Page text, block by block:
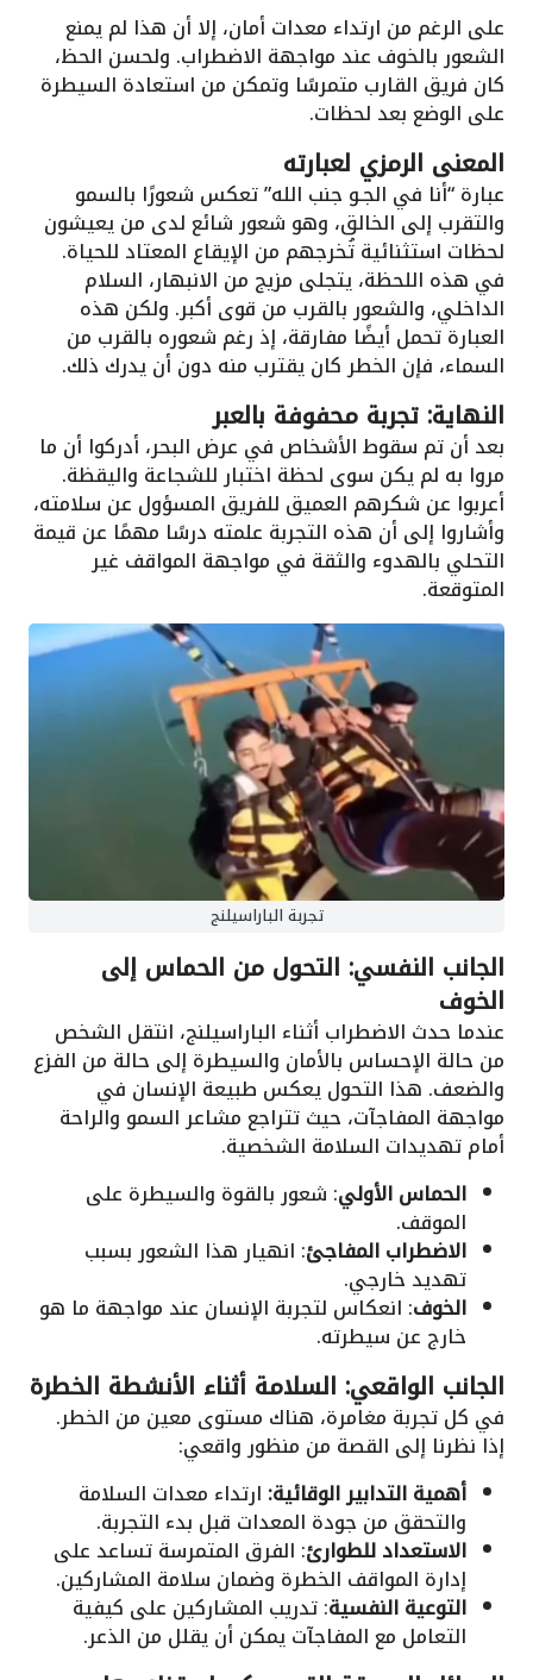
على الرغم من ارتداء معدات أمان، إلا أن هذا لم يمنع
الشعور بالخوف عند مواجهة الاضطراب. ولحسن الحظ،
كان فريق القارب متمرسًا وتمكن من استعادة السيطرة
على الوضع بعد لحظات.
المعنى الرمزي لعبارته
عبارة “أنا في الجـو جنب الله” تعكس شعورًا بالسمو
والتقرب إلى الخالق، وهو شعور شائع لدى من يعيشون
لحظات استثنائية تُخرجهم من الإيقاع المعتاد للحياة.
في هذه اللحظة، يتجلى مزيج من الانبهار، السلام
الداخلي، والشعور بالقرب من قوى أكبر. ولكن هذه
العبارة تحمل أيضًا مفارقة، إذ رغم شعوره بالقرب من
السماء، فإن الخطر كان يقترب منه دون أن يدرك ذلك.
النهاية: تجربة محفوفة بالعبر
بعد أن تم سقوط الأشخاص في عرض البحر، أدركوا أن ما
مروا به لم يكن سوى لحظة اختبار للشجاعة واليقظة.
أعربوا عن شكرهم العميق للفريق المسؤول عن سلامته،
وأشاروا إلى أن هذه التجربة علمته درسًا مهمًا عن قيمة
التحلي بالهدوء والثقة في مواجهة المواقف غير
المتوقعة.
تجربة الباراسيلنج
الجانب النفسي: التحول من الحماس إلى
الخوف
عندما حدث الاضطراب أثناء الباراسيلنج، انتقل الشخص
من حالة الإحساس بالأمان والسيطرة إلى حالة من الفزع
والضعف. هذا التحول يعكس طبيعة الإنسان في
مواجهة المفاجآت، حيث تتراجع مشاعر السمو والراحة
أمام تهديدات السلامة الشخصية.
الحماس الأولي: شعور بالقوة والسيطرة على
الموقف.
الاضطراب المفاجئ: انهيار هذا الشعور بسبب
تهديد خارجي.
الخوف: انعكاس لتجربة الإنسان عند مواجهة ما هو
خارج عن سيطرته.
الجانب الواقعي: السلامة أثناء الأنشطة الخطرة
في كل تجربة مغامرة، هناك مستوى معين من الخطر.
إذا نظرنا إلى القصة من منظور واقعي:
أهمية التدابير الوقائية: ارتداء معدات السلامة
والتحقق من جودة المعدات قبل بدء التجربة.
الاستعداد للطوارئ: الفرق المتمرسة تساعد على
إدارة المواقف الخطرة وضمان سلامة المشاركين.
التوعية النفسية: تدريب المشاركين على كيفية
التعامل مع المفاجآت يمكن أن يقلل من الذعر.